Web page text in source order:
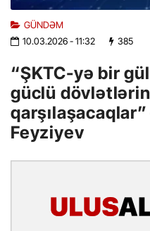
GÜNDƏM
10.03.2026- 11:32 385
“ŞKTC-yə bir
güclü
Feyziyev